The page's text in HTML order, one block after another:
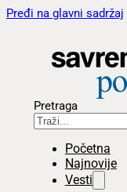
Pređi na glavni sadržaj
Pretraga
Početna
Najnovije
Vesti